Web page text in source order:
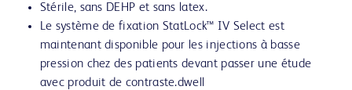
Stérile, sans DEHP et sans latex.
Le système de fixation StatLock™ IV Select est
maintenant disponible pour les injections à basse
pression chez des patients devant passer une étude
avec produit de contraste.dwell